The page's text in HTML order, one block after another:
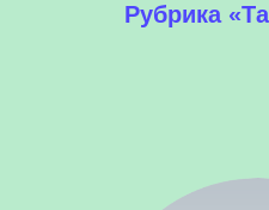
Рубрика